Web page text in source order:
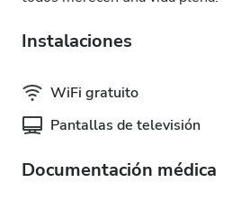
Instalaciones
WiFi gratuito
Pantallas de televisión
Documentación médica